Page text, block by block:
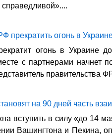
прекратить огонь в
огонь в Украине
с партнерами начнет
правительства
на 90 дней часть
вступить в силу «до 14
Вашингтона и Пекина,